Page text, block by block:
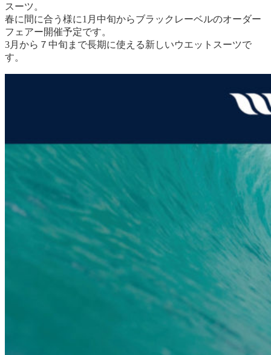
スーツ。
春に間に合う様に1月中旬からブラックレーベルのオーダー
フェアー開催予定です。
3月から７中旬まで長期に使える新しいウエットスーツで
す。